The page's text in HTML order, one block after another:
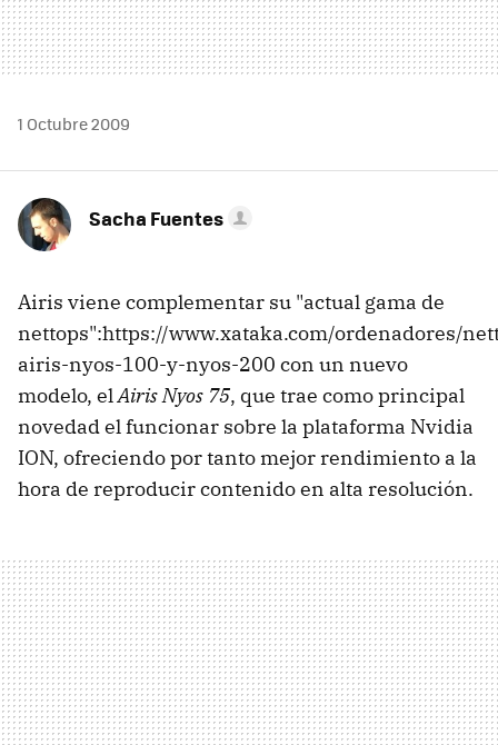
1 Octubre 2009
Sacha Fuentes
Airis viene complementar su "actual gama de
nettops":https://www.xataka.com/ordenadores/
airis-nyos-100-y-nyos-200 con un nuevo
modelo, elAiris Nyos 75, que trae como principal
novedad el funcionar sobre la plataforma Nvidia
ION, ofreciendo por tanto mejor rendimiento a la
hora de reproducir contenido en alta resolución.